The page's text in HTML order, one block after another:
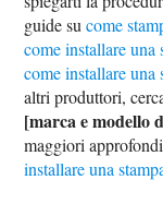
guide sucome
come installare
come installare
altri produttori,
[marca e modello
maggiori
installare una